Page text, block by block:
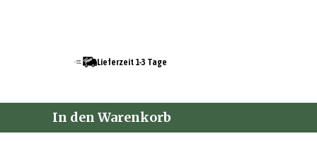
Lieferzeit 1-3 Tage
In den Warenkorb